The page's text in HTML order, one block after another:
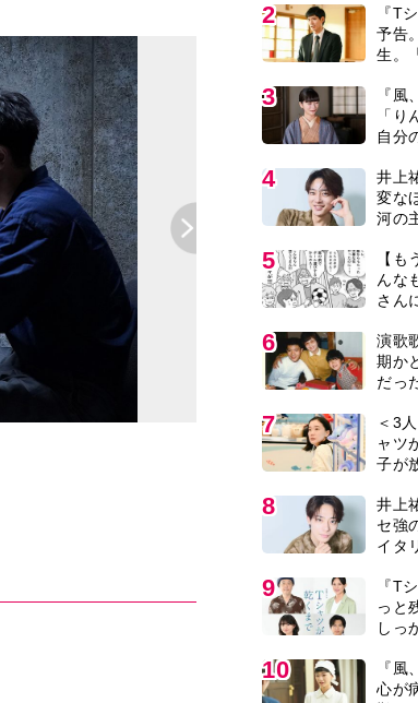
灰川十三を演じる小日向文世
2
『T
予告
生。
レあ
3
『
「
自分
4
井上
変な
河の
5
【も
んな
さん
【第
6
演歌
期か
だっ
紙を
期
7
＜3
ャツ
子が
線？
8
井上
セ強
イタ
9
『T
っと
しっ
スト
10
『
心が